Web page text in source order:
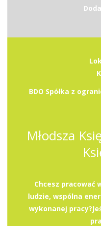
BDO Spółka z
Młodsza
Chcesz pracować
ludzie, wspólna
wykonanej